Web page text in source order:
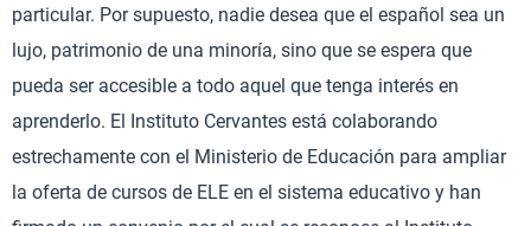
particular. Por supuesto, nadie desea que el español sea un
lujo, patrimonio de una minoría, sino que se espera que
pueda ser accesible a todo aquel que tenga interés en
aprenderlo. El Instituto Cervantes está colaborando
estrechamente con el Ministerio de Educación para ampliar
la oferta de cursos de ELE en el sistema educativo y han